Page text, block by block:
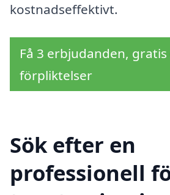
kostnadseffektivt.
Få 3 erbjudanden,
förpliktelser
Sök efter en
professionell